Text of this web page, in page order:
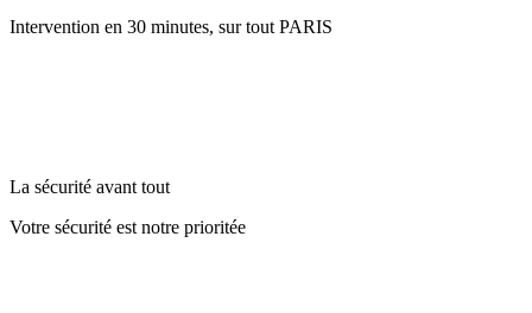
Intervention en 30 minutes, sur tout PARIS
La sécurité avant tout
Votre sécurité est notre prioritée